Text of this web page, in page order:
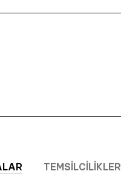
TEMSILCILIKLER